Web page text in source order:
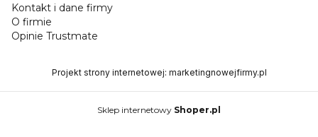
Kontakt i dane firmy
O firmie
Opinie Trustmate
Projekt strony internetowej: marketingnowejfirmy.pl
Sklep internetowy Shoper.pl